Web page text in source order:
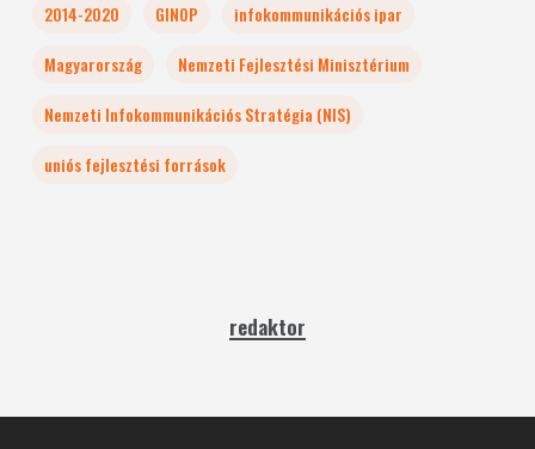
2014-2020 GINOP
infokommunikációs ipar
Magyarország
Nemzeti Fejlesztési Minisztérium
Nemzeti Infokommunikációs Stratégia (NIS)
uniós fejlesztési források
redaktor